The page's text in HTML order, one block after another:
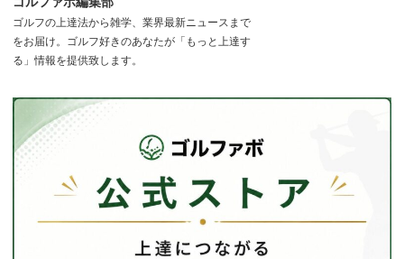
ゴルフの上達法から雑学、業界最新ニュースまで
をお届け。ゴルフ好きのあなたが「もっと上達す
る」情報を提供致します。